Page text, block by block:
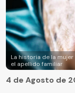
La historia de la
el apellido familiar
4 de Agosto de